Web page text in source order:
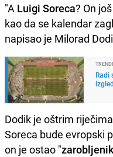
"A Luigi Soreca? On
kao da se kalendar
napisao je Milorad
Radi
Dodik je oštrim
Soreca bude evropski
on je ostao "